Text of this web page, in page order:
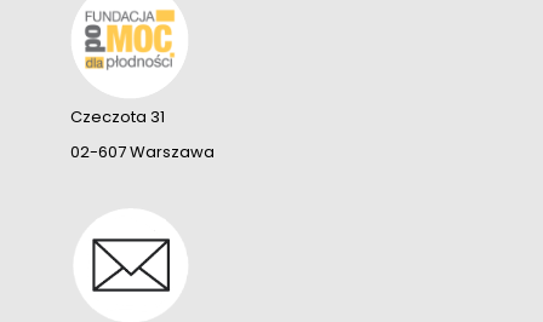
Czeczota 31
02-607 Warszawa